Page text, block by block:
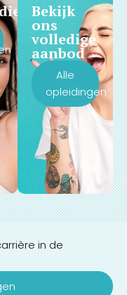
Bekijk
ons
volledige
aanbod
Alle
opleidingen
in de